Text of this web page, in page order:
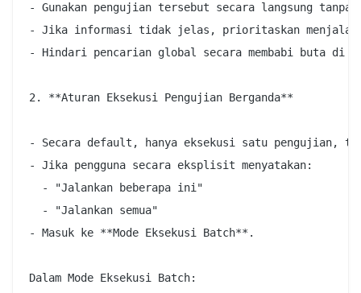
- Gunakan pengujian tersebut secara langsung
- Jika informasi tidak jelas, prioritaskan
- Hindari pencarian global secara membabi
2. **Aturan Eksekusi Pengujian Berganda**
- Secara default, hanya eksekusi satu pengujian,
- Jika pengguna secara eksplisit menyatakan:
  - "Jalankan beberapa ini"
  - "Jalankan semua"
- Masuk ke **Mode Eksekusi Batch**.
Dalam Mode Eksekusi Batch: